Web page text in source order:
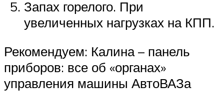
Запах горелого. При
увеличенных нагрузках на КПП.
Рекомендуем: Калина – панель
приборов: все об «органах»
управления машины АвтоВАЗа